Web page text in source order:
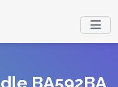
BA592BA